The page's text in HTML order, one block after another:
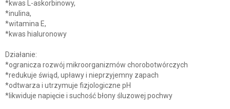
*kwas L-askorbinowy,
*inulina,
*witamina E,
*kwas hialuronowy
Działanie:
*ogranicza rozwój mikroorganizmów chorobotwórczych
*redukuje świąd, upławy i nieprzyjemny zapach
*odtwarza i utrzymuje fizjologiczne pH
*likwiduje napięcie i suchość błony śluzowej pochwy